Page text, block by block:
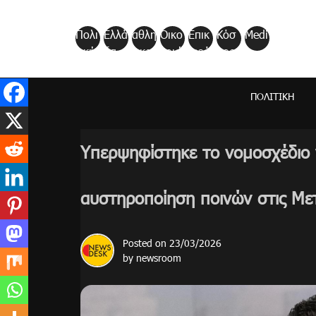
Πολι
τική
Ελλά
δα
αθλη
τικα
Οικο
νομί
Επικ
αιρό
Κόσ
μος
Medi
a
ΠΟΛΙΤΙΚΉ
Υπερψηφίστηκε το νομοσχέδιο
αυστηροποίηση ποινών στις
Posted on 23/03/2026
by newsroom